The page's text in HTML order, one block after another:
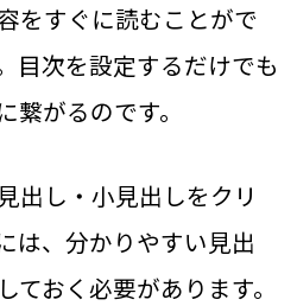
をすぐに読むことがで
目次を設定するだけでも
がるのです。
出し・小見出しをクリ
は、分かりやすい見出
ておく必要があります。